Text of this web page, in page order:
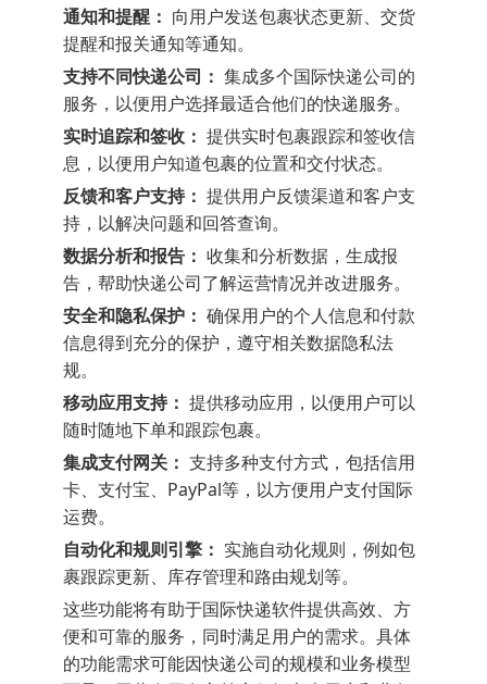
通知和提醒： 向用户发送包裹状态更新、交货
提醒和报关通知等通知。
支持不同快递公司： 集成多个国际快递公司的
服务，以便用户选择最适合他们的快递服务。
实时追踪和签收： 提供实时包裹跟踪和签收信
息，以便用户知道包裹的位置和交付状态。
反馈和客户支持： 提供用户反馈渠道和客户支
持，以解决问题和回答查询。
数据分析和报告： 收集和分析数据，生成报
告，帮助快递公司了解运营情况并改进服务。
安全和隐私保护： 确保用户的个人信息和付款
信息得到充分的保护，遵守相关数据隐私法
规。
移动应用支持： 提供移动应用，以便用户可以
随时随地下单和跟踪包裹。
集成支付网关： 支持多种支付方式，包括信用
卡、支付宝、PayPal等，以方便用户支付国际
运费。
自动化和规则引擎： 实施自动化规则，例如包
裹跟踪更新、库存管理和路由规划等。
这些功能将有助于国际快递软件提供高效、方
便和可靠的服务，同时满足用户的需求。具体
的功能需求可能因快递公司的规模和业务模型